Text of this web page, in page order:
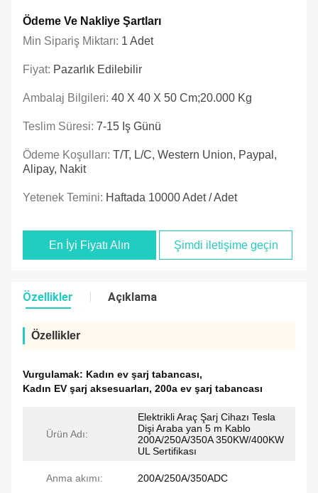
Ödeme Ve Nakliye Şartları
Min Sipariş Miktarı: 1 Adet
Fiyat: Pazarlık Edilebilir
Ambalaj Bilgileri: 40 X 40 X 50 Cm;20.000 Kg
Teslim Süresi: 7-15 Iş Günü
Ödeme Koşulları: T/T, L/C, Western Union, Paypal,
Alipay, Nakit
Yetenek Temini: Haftada 10000 Adet / Adet
En İyi Fiyatı Alın Şimdi iletişime geçin
Özellikler Açıklama
Özellikler
Vurgulamak: Kadın ev şarj tabancası,
Kadın EV şarj aksesuarları, 200a ev şarj tabancası
Ürün Adı:
Elektrikli Araç Şarj Cihazı Tesla
Dişi Araba yan 5 m Kablo
200A/250A/350A 350KW/400KW
UL Sertifikası
Anma akımı: 200A/250A/350ADC